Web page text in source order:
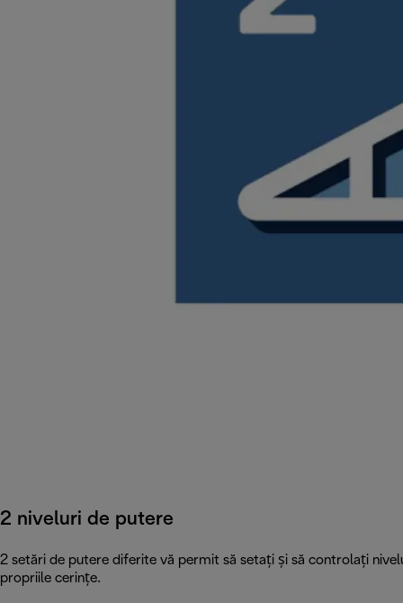
2 niveluri de putere
2 setări de putere diferite vă permit să setați și să controlați
propriile cerințe.